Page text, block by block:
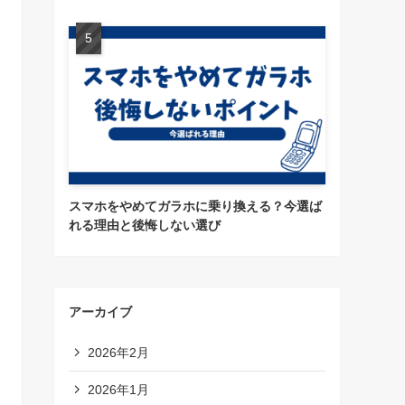
スマホをやめてガラホに乗り換える？今選ば
れる理由と後悔しない選び
アーカイブ
2026年2月
2026年1月